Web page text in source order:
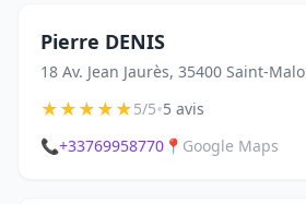
Pierre DENIS
18 Av. Jean Jaurès, 35400 Saint-Malo
★★★★★5/5•5 avis
📞+33769958770 📍 Google Maps